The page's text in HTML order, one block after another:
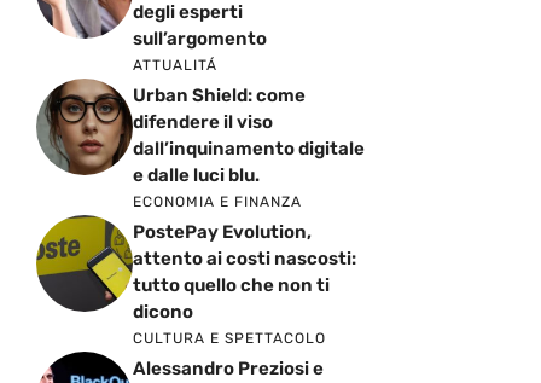
degli esperti
sull’argomento
ATTUALITÁ
Urban Shield: come
difendere il viso
dall’inquinamento digitale
e dalle luci blu.
ECONOMIA E FINANZA
PostePay Evolution,
attento ai costi nascosti:
tutto quello che non ti
dicono
CULTURA E SPETTACOLO
Alessandro Preziosi e